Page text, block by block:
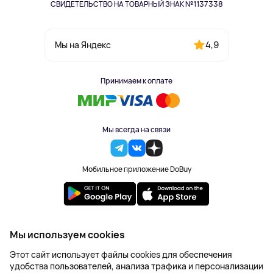
СВИДЕТЕЛЬСТВО НА ТОВАРНЫЙ ЗНАК №1137338
Мы на Яндекс 4,9
Принимаем к оплате
Мы всегда на связи
Мобильное приложение DoBuy
2023-2026 © DoBuy. Все права защищены
Правила обработки персональных данных
Пользовательское соглашение
Оферта
Мы используем cookies
Этот сайт использует файлы cookies для обеспечения
удобства пользователей, анализа трафика и персонализации